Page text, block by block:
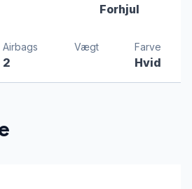
Forhjul
Airbags
2
Vægt Farve
Hvid